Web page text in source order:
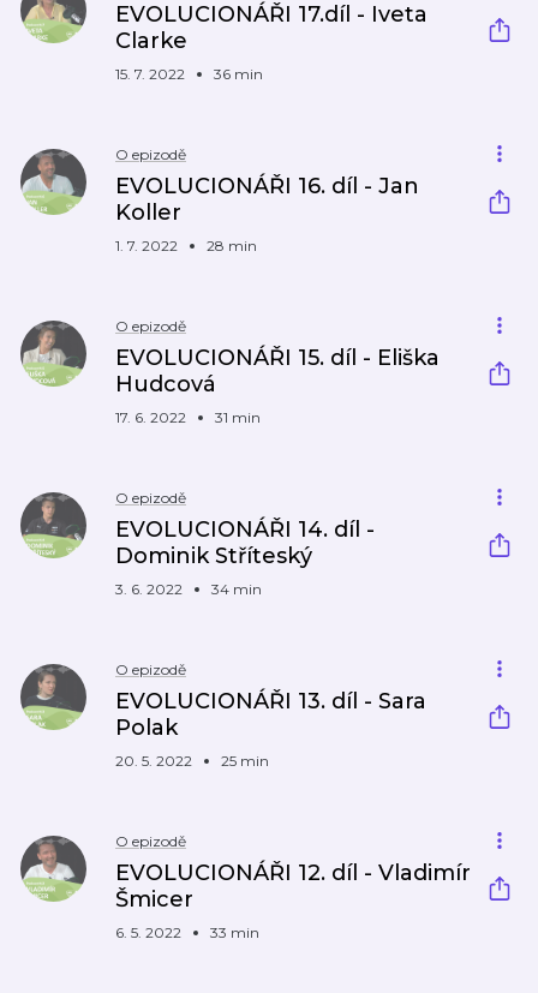
EVOLUCIONÁŘI 17.díl - Iveta
Clarke
15. 7. 2022 36 min
O epizodě
EVOLUCIONÁŘI 16. díl - Jan
Koller
1. 7. 2022 28 min
O epizodě
EVOLUCIONÁŘI 15. díl - Eliška
Hudcová
17. 6. 2022 31 min
O epizodě
EVOLUCIONÁŘI 14. díl -
Dominik Stříteský
3. 6. 2022 34 min
O epizodě
EVOLUCIONÁŘI 13. díl - Sara
Polak
20. 5. 2022 25 min
O epizodě
EVOLUCIONÁŘI 12. díl - Vladimír
Šmicer
6. 5. 2022 33 min